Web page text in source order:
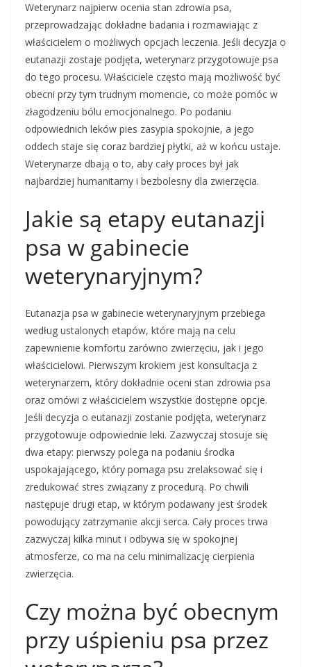
Weterynarz najpierw ocenia stan zdrowia psa,
przeprowadzając dokładne badania i rozmawiając z
właścicielem o możliwych opcjach leczenia. Jeśli decyzja o
eutanazji zostaje podjęta, weterynarz przygotowuje psa
do tego procesu. Właściciele często mają możliwość być
obecni przy tym trudnym momencie, co może pomóc w
złagodzeniu bólu emocjonalnego. Po podaniu
odpowiednich leków pies zasypia spokojnie, a jego
oddech staje się coraz bardziej płytki, aż w końcu ustaje.
Weterynarze dbają o to, aby cały proces był jak
najbardziej humanitarny i bezbolesny dla zwierzęcia.
Jakie są etapy eutanazji
psa w gabinecie
weterynaryjnym?
Eutanazja psa w gabinecie weterynaryjnym przebiega
według ustalonych etapów, które mają na celu
zapewnienie komfortu zarówno zwierzęciu, jak i jego
właścicielowi. Pierwszym krokiem jest konsultacja z
weterynarzem, który dokładnie oceni stan zdrowia psa
oraz omówi z właścicielem wszystkie dostępne opcje.
Jeśli decyzja o eutanazji zostanie podjęta, weterynarz
przygotowuje odpowiednie leki. Zazwyczaj stosuje się
dwa etapy: pierwszy polega na podaniu środka
uspokajającego, który pomaga psu zrelaksować się i
zredukować stres związany z procedurą. Po chwili
następuje drugi etap, w którym podawany jest środek
powodujący zatrzymanie akcji serca. Cały proces trwa
zazwyczaj kilka minut i odbywa się w spokojnej
atmosferze, co ma na celu minimalizację cierpienia
zwierzęcia.
Czy można być obecnym
przy uśpieniu psa przez